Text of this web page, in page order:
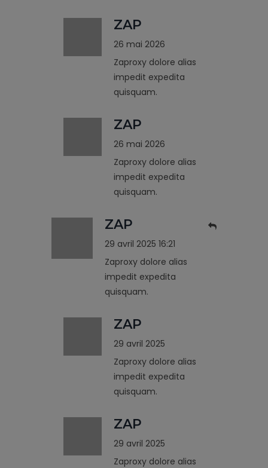
ZAP
26 mai 2026
Zaproxy dolore alias
impedit expedita
quisquam.
ZAP
26 mai 2026
Zaproxy dolore alias
impedit expedita
quisquam.
ZAP
29 avril 2025 16:21
Zaproxy dolore alias
impedit expedita
quisquam.
ZAP
29 avril 2025
Zaproxy dolore alias
impedit expedita
quisquam.
ZAP
29 avril 2025
Zaproxy dolore alias